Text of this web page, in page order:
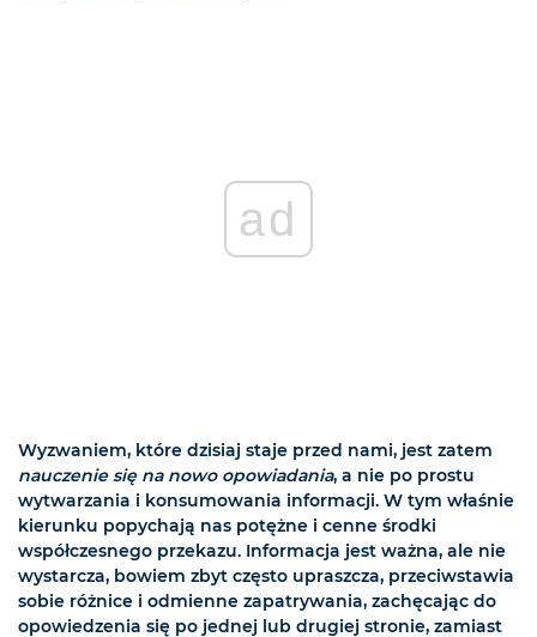
ad
Wyzwaniem, które dzisiaj staje przed nami, jest zatem
nauczenie się na nowo opowiadania, a nie po prostu
wytwarzania i konsumowania informacji. W tym właśnie
kierunku popychają nas potężne i cenne środki
współczesnego przekazu. Informacja jest ważna, ale nie
wystarcza, bowiem zbyt często upraszcza, przeciwstawia
sobie różnice i odmienne zapatrywania, zachęcając do
opowiedzenia się po jednej lub drugiej stronie, zamiast